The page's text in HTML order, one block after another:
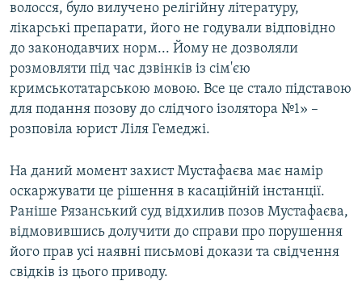
волосся, було вилучено релігійну літературу,
лікарські препарати, його не годували відповідно
до законодавчих норм... Йому не дозволяли
розмовляти під час дзвінків із сім'єю
кримськотатарською мовою. Все це стало підставою
для подання позову до слідчого ізолятора №1» –
розповіла юрист Ліля Гемеджі.
На даний момент захист Мустафаєва має намір
оскаржувати це рішення в касаційній інстанції.
Раніше Рязанський суд відхилив позов Мустафаєва,
відмовившись долучити до справи про порушення
його прав усі наявні письмові докази та свідчення
свідків із цього приводу.